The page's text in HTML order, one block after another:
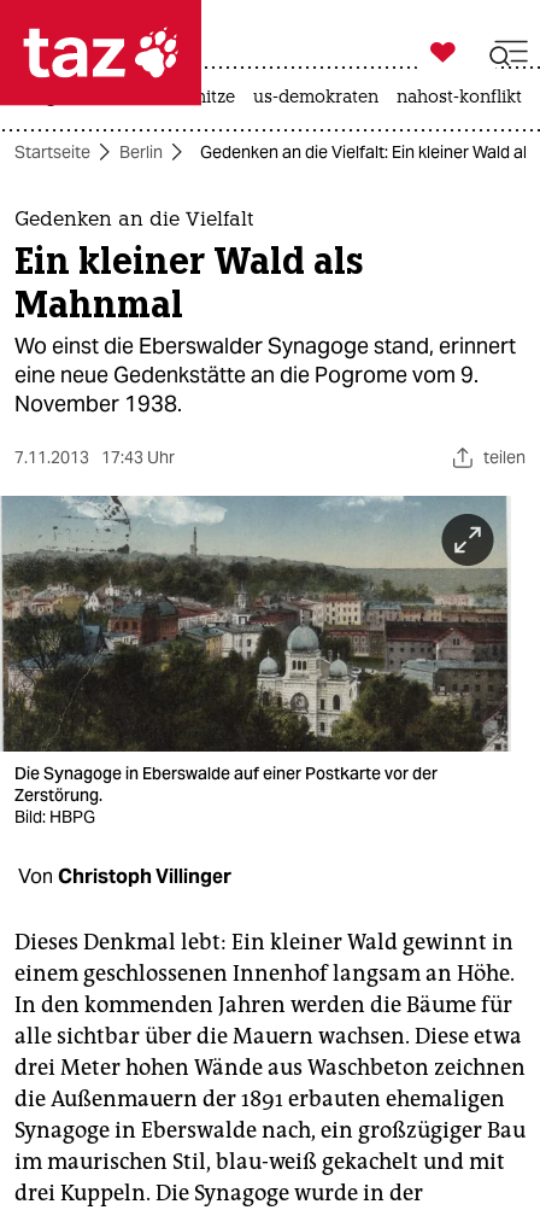
 taz zahl ich
taz zahl ich
themen
politik
öko
gesellschaft
sport
berlin
nord
wahrheit
verlag
verlag
veranstaltungen
unterstützen
abo
genossenschaft
epaper login

taz zahl ich
hitze us-demokraten nahost-konflikt
Startseite Berlin Gedenken an die Vielfalt: Ein kleiner Wald
Gedenken an die Vielfalt
Ein kleiner Wald als
Mahnmal
Wo einst die Eberswalder Synagoge stand, erinnert
eine neue Gedenkstätte an die Pogrome vom 9.
November 1938.
7.11.2013 17:43 Uhr teilen
Die Synagoge in Eberswalde auf einer Postkarte vor der
Zerstörung.
Bild: HBPG
Von Christoph Villinger
Dieses Denkmal lebt: Ein kleiner Wald gewinnt in
einem geschlossenen Innenhof langsam an Höhe.
In den kommenden Jahren werden die Bäume für
alle sichtbar über die Mauern wachsen. Diese etwa
drei Meter hohen Wände aus Waschbeton zeichnen
die Außenmauern der 1891 erbauten ehemaligen
Synagoge in Eberswalde nach, ein großzügiger Bau
im maurischen Stil, blau-weiß gekachelt und mit
drei Kuppeln. Die Synagoge wurde in der